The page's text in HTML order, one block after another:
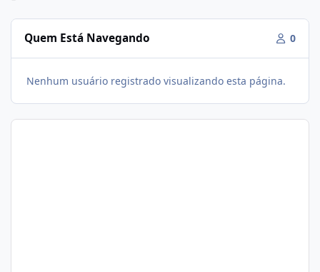
Quem Está Navegando 0
Nenhum usuário registrado visualizando esta página.